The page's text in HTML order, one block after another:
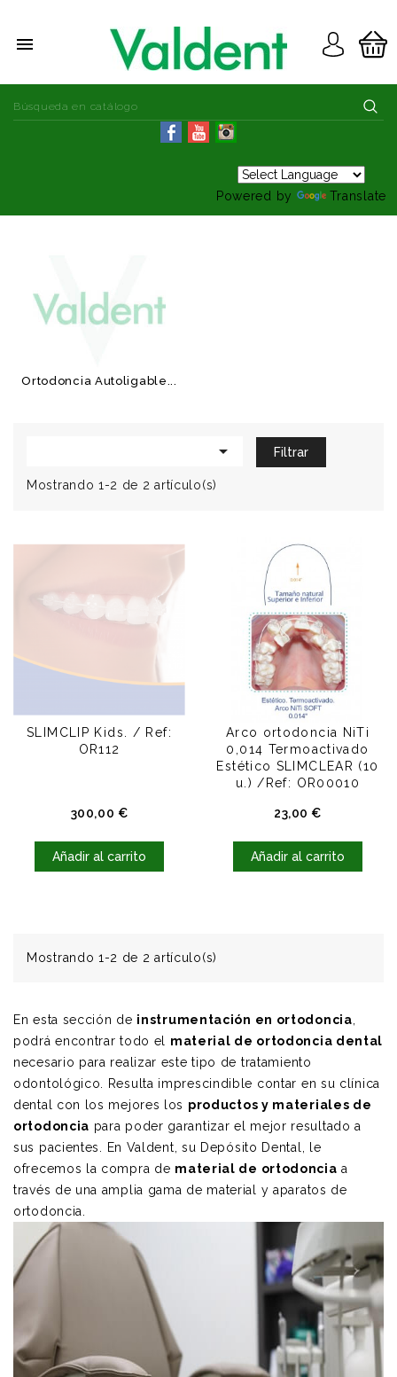

Powered by Translate
Ortodoncia Autoligable...
 Filtrar
Mostrando 1-2 de 2 artículo(s)
SLIMCLIP Kids. / Ref:
OR112
300,00 €Precio
Añadir al carrito
Arco ortodoncia NiTi
0,014 Termoactivado
Estético SLIMCLEAR (10
u.) /Ref: OR00010
23,00 €Precio
Añadir al carrito
Mostrando 1-2 de 2 artículo(s)
En esta sección de instrumentación en ortodoncia,
podrá encontrar todo el material de ortodoncia dental
necesario para realizar este tipo de tratamiento
odontológico. Resulta imprescindible contar en su clínica
dental con los mejores los productos y materiales de
ortodoncia para poder garantizar el mejor resultado a
sus pacientes. En Valdent, su Depósito Dental, le
ofrecemos la compra de material de ortodoncia a
través de una amplia gama de material y aparatos de
ortodoncia.